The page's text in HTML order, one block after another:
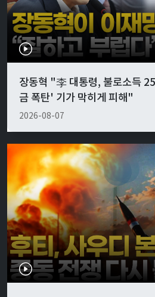
장동혁 "李 대통령, 불로소득
금 폭탄' 기가 막히게 피해"
2026-08-07